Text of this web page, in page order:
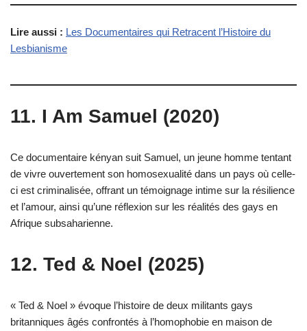
Lire aussi : Les Documentaires qui Retracent l’Histoire du
Lesbianisme
11. I Am Samuel (2020)
Ce documentaire kényan suit Samuel, un jeune homme tentant
de vivre ouvertement son homosexualité dans un pays où celle-
ci est criminalisée, offrant un témoignage intime sur la résilience
et l’amour, ainsi qu’une réflexion sur les réalités des gays en
Afrique subsaharienne.
12. Ted & Noel (2025)
« Ted & Noel » évoque l’histoire de deux militants gays
britanniques âgés confrontés à l’homophobie en maison de